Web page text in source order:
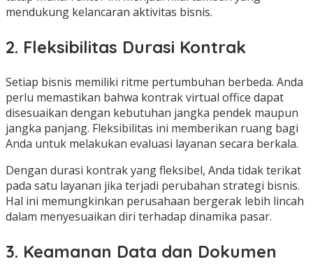
mendukung kelancaran aktivitas bisnis.
2. Fleksibilitas Durasi Kontrak
Setiap bisnis memiliki ritme pertumbuhan berbeda. Anda
perlu memastikan bahwa kontrak virtual office dapat
disesuaikan dengan kebutuhan jangka pendek maupun
jangka panjang. Fleksibilitas ini memberikan ruang bagi
Anda untuk melakukan evaluasi layanan secara berkala.
Dengan durasi kontrak yang fleksibel, Anda tidak terikat
pada satu layanan jika terjadi perubahan strategi bisnis.
Hal ini memungkinkan perusahaan bergerak lebih lincah
dalam menyesuaikan diri terhadap dinamika pasar.
3. Keamanan Data dan Dokumen